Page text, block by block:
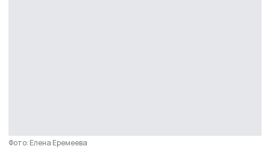
Фото: Елена Еремеева